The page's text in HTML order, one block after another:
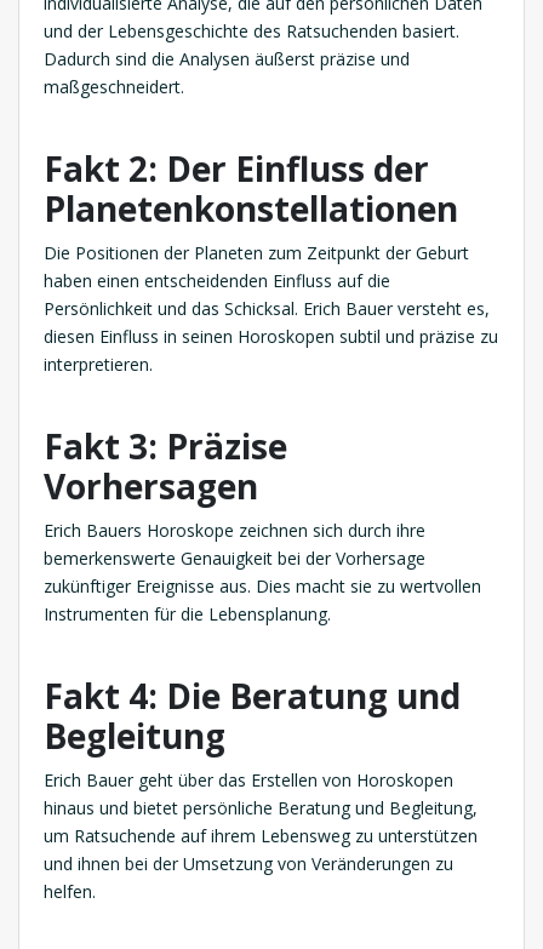
und der Lebensgeschichte des Ratsuchenden basiert.
Dadurch sind die Analysen äußerst präzise und
maßgeschneidert.
Fakt 2: Der Einfluss der
Planetenkonstellationen
Die Positionen der Planeten zum Zeitpunkt der Geburt
haben einen entscheidenden Einfluss auf die
Persönlichkeit und das Schicksal. Erich Bauer versteht es,
diesen Einfluss in seinen Horoskopen subtil und präzise zu
interpretieren.
Fakt 3: Präzise
Vorhersagen
Erich Bauers Horoskope zeichnen sich durch ihre
bemerkenswerte Genauigkeit bei der Vorhersage
zukünftiger Ereignisse aus. Dies macht sie zu wertvollen
Instrumenten für die Lebensplanung.
Fakt 4: Die Beratung und
Begleitung
Erich Bauer geht über das Erstellen von Horoskopen
hinaus und bietet persönliche Beratung und Begleitung,
um Ratsuchende auf ihrem Lebensweg zu unterstützen
und ihnen bei der Umsetzung von Veränderungen zu
helfen.